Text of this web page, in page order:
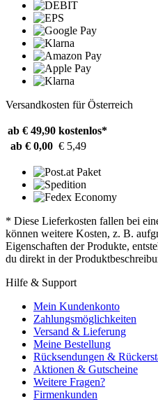
Versandkosten für Österreich
ab € 49,90 kostenlos*
ab € 0,00 € 5,49
* Diese Lieferkosten fallen bei
können weitere Kosten, z. B.
Eigenschaften der Produkte,
du direkt in der
Hilfe & Support
Mein Kundenkonto
Zahlungsmöglichkeiten
Versand & Lieferung
Meine Bestellung
Rücksendungen &
Aktionen & Gutscheine
Weitere Fragen?
Firmenkunden